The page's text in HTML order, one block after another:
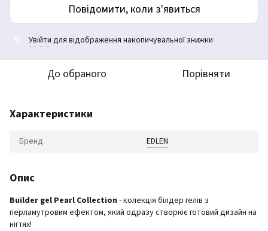
Повідомити, коли з'явиться
Увійти для відображення накопичувальної знижки
До обраного Порівняти
Характеристики
Бренд EDLEN
Опис
Builder gel Pearl Collection - колекція білдер гелів з
перламутровим ефектом, який одразу створює готовий дизайн на
нігтях!